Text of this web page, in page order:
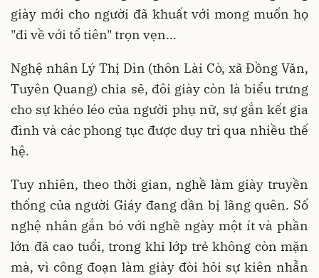
giày mới cho người đã khuất với mong muốn họ
"đi về với tổ tiên" trọn vẹn...
Nghệ nhân Lý Thị Dìn (thôn Lài Cò, xã Đồng Văn,
Tuyên Quang) chia sẻ, đôi giày còn là biểu trưng
cho sự khéo léo của người phụ nữ, sự gắn kết gia
đình và các phong tục được duy trì qua nhiều thế
hệ.
Tuy nhiên, theo thời gian, nghề làm giày truyền
thống của người Giáy đang dần bị lãng quên. Số
nghệ nhân gắn bó với nghề ngày một ít và phần
lớn đã cao tuổi, trong khi lớp trẻ không còn mặn
mà, vì công đoạn làm giày đòi hỏi sự kiên nhẫn